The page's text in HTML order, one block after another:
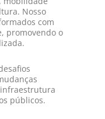
Nosso
com
promovendo o
públicos.